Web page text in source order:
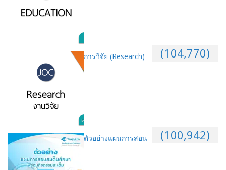
(104,770)
การวิจัย (Research)
(100,942)
ตัวอย่างแผนการสอน